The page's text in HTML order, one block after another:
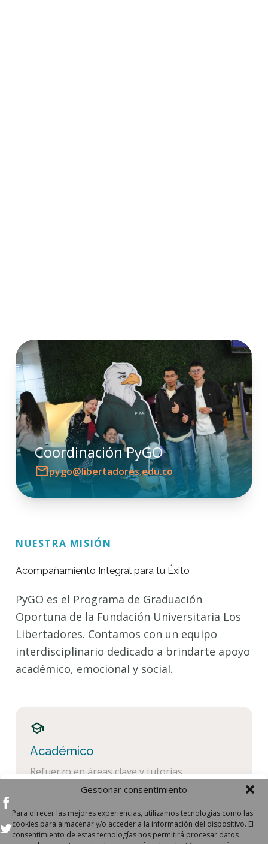
Gestionar consentimiento
Para ofrecer las mejores experiencias, utilizamos tecnologías como las
cookies para almacenar y/o acceder a la información del dispositivo. El
consentimiento de estas tecnologías nos permitirá procesar datos
Coordinación PyGO
mailpygo@libertadores.edu.co
NUESTRA MISIÓN
Acompañamiento Integral para tu Éxito
PyGO es el Programa de Graduación
Oportuna de la Fundación Universitaria Los
Libertadores. Contamos con un equipo
interdisciplinario dedicado a brindarte apoyo
académico, emocional y social.
school
Académico
Refuerzo en áreas clave y tutorías
personalizadas.